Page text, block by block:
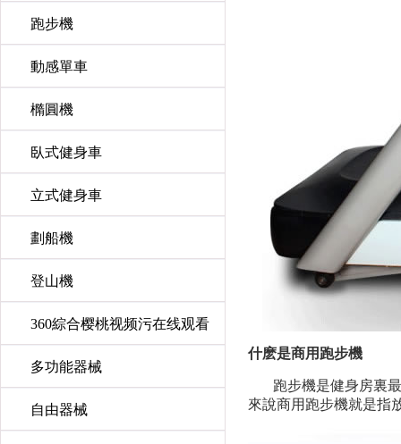
跑步機
動感單車
橢圓機
臥式健身車
立式健身車
劃船機
登山機
360綜合樱桃视频污在线观看
多功能器械
自由器械
什麽是商用跑步機
跑步機是健身房裏
來說商用跑步機就是指